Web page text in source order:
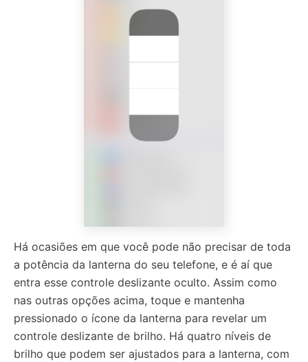
Há ocasiões em que você pode não precisar de toda
a potência da lanterna do seu telefone, e é aí que
entra esse controle deslizante oculto. Assim como
nas outras opções acima, toque e mantenha
pressionado o ícone da lanterna para revelar um
controle deslizante de brilho. Há quatro níveis de
brilho que podem ser ajustados para a lanterna, com